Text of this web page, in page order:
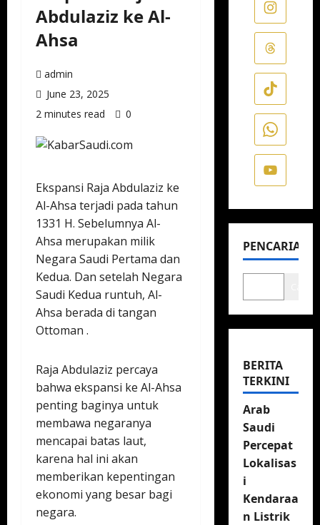
Abdulaziz ke Al-
Ahsa
admin
June 23, 2025
2 minutes read
0
Ekspansi Raja Abdulaziz ke
Al-Ahsa terjadi pada tahun
1331 H. Sebelumnya Al-
Ahsa merupakan milik
Negara Saudi Pertama dan
Kedua. Dan setelah Negara
Saudi Kedua runtuh, Al-
Ahsa berada di tangan
Ottoman .
Raja Abdulaziz percaya
bahwa ekspansi ke Al-Ahsa
penting baginya untuk
membawa negaranya
mencapai batas laut,
karena hal ini akan
memberikan kepentingan
ekonomi yang besar bagi
negara.
PENCARIAN
BERITA
TERKINI
Arab
Saudi
Percepat
Lokalisas
i
Kendaraa
n Listrik